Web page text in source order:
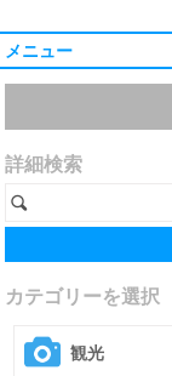
メニュー
詳細検索
カテゴリーを選択
観光